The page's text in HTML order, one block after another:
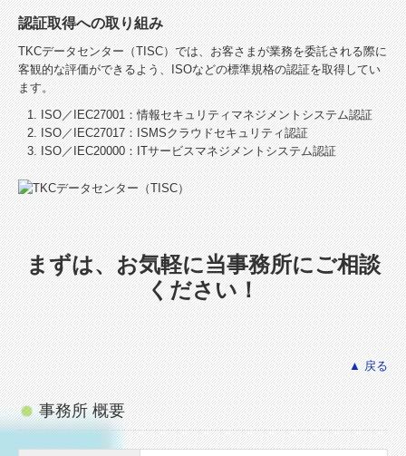
事務所 概要
認証取得への取り組み
TKCデータセンター（TISC）では、お客さまが業務を委託される際に
客観的な評価ができるよう、ISOなどの標準規格の認証を取得してい
ます。
ISO／IEC27001：情報セキュリティマネジメントシステム認証
ISO／IEC27017：ISMSクラウドセキュリティ認証
ISO／IEC20000：ITサービスマネジメントシステム認証
まずは、お気軽に当事務所にご相談
ください！
▲ 戻る